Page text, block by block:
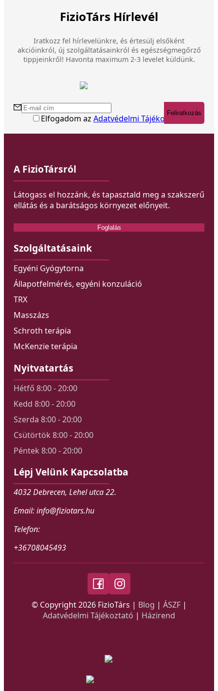
FizioTárs Hírlevél
Iratkozz fel hírlevelünkre, és értesülj elsőként
akcióinkról, új szolgáltatásainkról és egészségmegőrző
tippjeinkről! Havonta maximum 2-3 levelet küldünk.
Feliratkozás
Elfogadom az Adatvédelmi Tájékoztatót
A FizioTársról
Látogass el hozzánk, és tapasztald meg a szakszerű
ellátás és a barátságos környezet előnyeit.
Foglalás
Szolgáltatásaink
Egyéni Gyógytorna
Állapotfelmérés, egyéni konzuláció
TRX
Masszázs
Schroth terápia
McKenzie terápia
Nyitvatartás
Hétfő 8:00 - 20:00
Kedd 8:00 - 20:00
Szerda 8:00 - 20:00
Csütörtök 8:00 - 20:00
Péntek 8:00 - 20:00
Lépj Velünk Kapcsolatba
4032 Debrecen, Lehel utca 22.
Email: info@fiziotars.hu
Telefon:
+36708045493
© Copyright2026FizioTárs | Blog | ÁSZF|
Adatvédelmi Tájékoztató | Házirend